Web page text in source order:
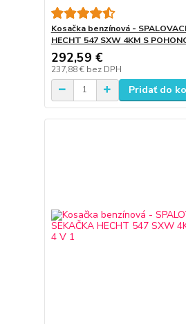
Kosačka benzínová -
HECHT 547 SXW 4KM S
292,59 €
237,88 € bez DPH
Pridať do